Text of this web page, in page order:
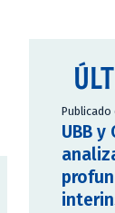
Publicado
UBB y